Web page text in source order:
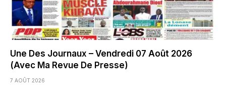
Une Des Journaux – Vendredi 07 Août 2026
(Avec Ma Revue De Presse)
7 AOÛT 2026